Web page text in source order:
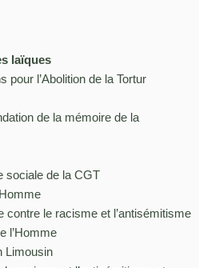
laïques
pour l’Abolition de la Tortur
de la mémoire de la
sociale de la CGT
contre le racisme et l’antisémitisme
l’Homme
Limousin